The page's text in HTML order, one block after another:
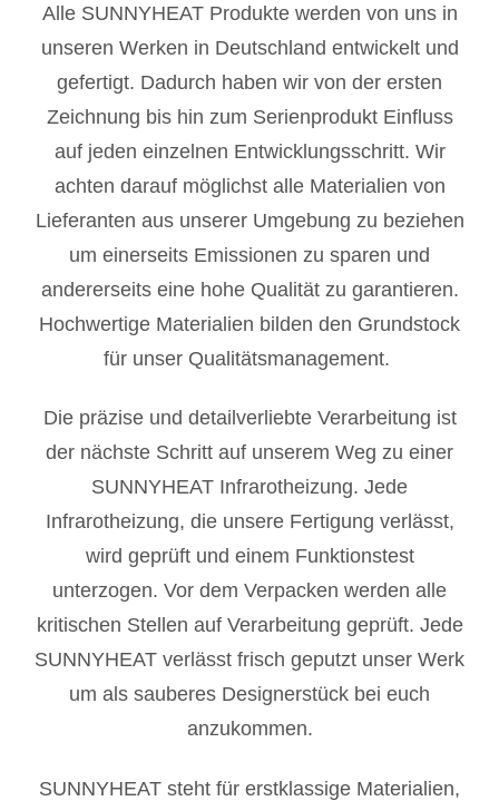
Alle SUNNYHEAT Produkte werden von uns in
unseren Werken in Deutschland entwickelt und
gefertigt. Dadurch haben wir von der ersten
Zeichnung bis hin zum Serienprodukt Einfluss
auf jeden einzelnen Entwicklungsschritt. Wir
achten darauf möglichst alle Materialien von
Lieferanten aus unserer Umgebung zu beziehen
um einerseits Emissionen zu sparen und
andererseits eine hohe Qualität zu garantieren.
Hochwertige Materialien bilden den Grundstock
für unser Qualitätsmanagement.
Die präzise und detailverliebte Verarbeitung ist
der nächste Schritt auf unserem Weg zu einer
SUNNYHEAT Infrarotheizung. Jede
Infrarotheizung, die unsere Fertigung verlässt,
wird geprüft und einem Funktionstest
unterzogen. Vor dem Verpacken werden alle
kritischen Stellen auf Verarbeitung geprüft. Jede
SUNNYHEAT verlässt frisch geputzt unser Werk
um als sauberes Designerstück bei euch
anzukommen.
SUNNYHEAT steht für erstklassige Materialien,